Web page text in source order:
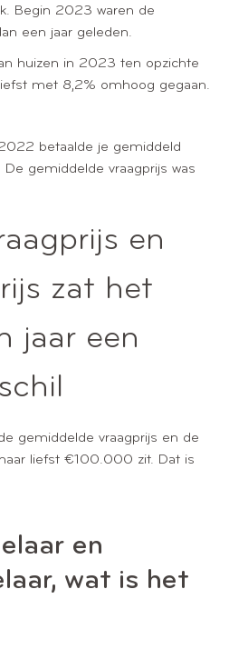
Begin 2023 waren de
een jaar geleden.
huizen in 2023 ten opzichte
met 8,2% omhoog gegaan.
betaalde je gemiddeld
gemiddelde vraagprijs was
en
zat het
jaar een
gemiddelde vraagprijs en de
liefst €100.000 zit. Dat is
en
wat is het